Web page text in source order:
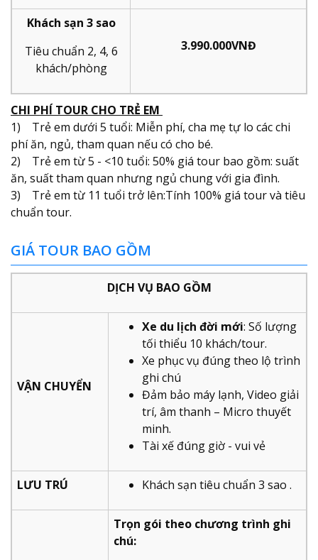
Khách sạn 3 sao
Tiêu chuẩn 2, 4, 6
khách/phòng
3.990.000VNĐ
CHI PHÍ TOUR CHO TRẺ EM
1) Trẻ em dưới 5 tuổi: Miễn phí, cha mẹ tự lo các chi
phí ăn, ngủ, tham quan nếu có cho bé.
2) Trẻ em từ 5 - <10 tuổi: 50% giá tour bao gồm: suất
ăn, suất tham quan nhưng ngủ chung với gia đình.
3) Trẻ em từ 11 tuổi trở lên:Tính 100% giá tour và tiêu
chuẩn tour.
GIÁ TOUR BAO GỒM
DỊCH VỤ BAO GỒM
VẬN CHUYỂN
Xe du lịch đời mới: Số lượng
tối thiểu 10 khách/tour.
Xe phục vụ đúng theo lộ trình
ghi chú
Đảm bảo máy lạnh, Video giải
trí, âm thanh – Micro thuyết
minh.
Tài xế đúng giờ - vui vẻ
LƯU TRÚ Khách sạn tiêu chuẩn 3 sao .
Trọn gói theo chương trình ghi
chú: